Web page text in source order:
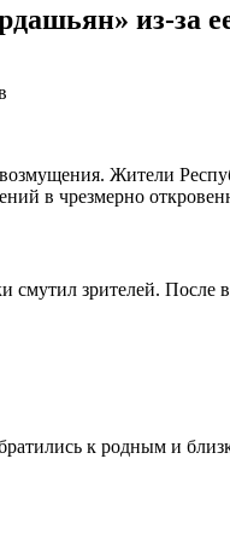
из-за
Жители
в чрезмерно
зрителей. После
к родным и